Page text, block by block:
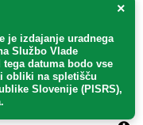
×
je izdajanje uradnega
Službo Vlade
tega datuma bodo vse
obliki na spletišču
Slovenije (PISRS),